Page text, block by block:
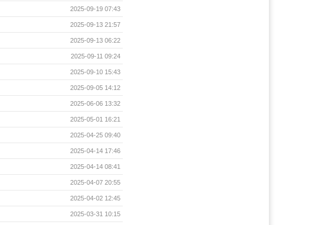
2025-09-19 07:43
2025-09-13 21:57
2025-09-13 06:22
2025-09-11 09:24
2025-09-10 15:43
2025-09-05 14:12
2025-06-06 13:32
2025-05-01 16:21
2025-04-25 09:40
2025-04-14 17:46
2025-04-14 08:41
2025-04-07 20:55
2025-04-02 12:45
2025-03-31 10:15